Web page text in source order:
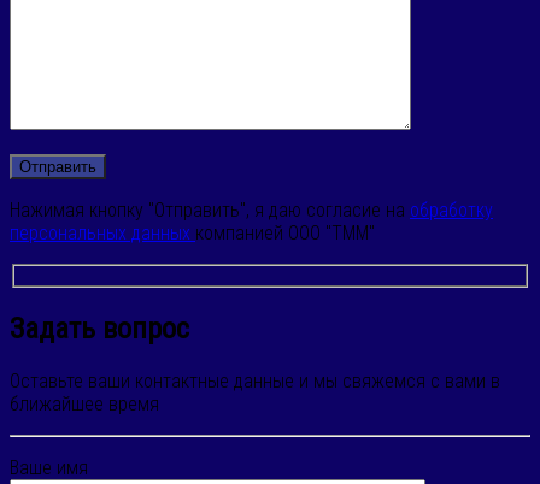
Нажимая кнопку "Отправить", я даю согласие на обработку
персональных данных компанией ООО "ТММ"
Задать вопрос
Оставьте ваши контактные данные и мы свяжемся с вами в
ближайшее время
Ваше имя